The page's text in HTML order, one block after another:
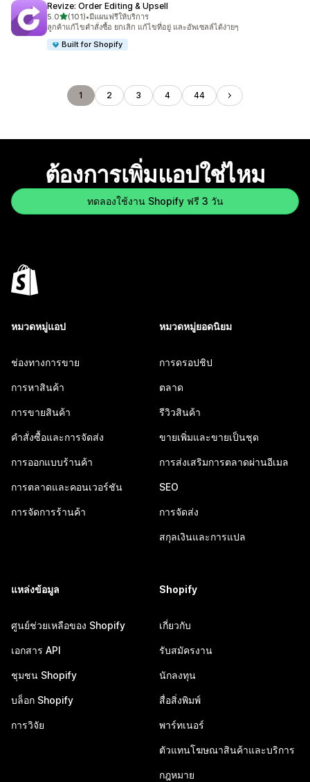
Revize: Order Editing & Upsell
5.0เต็ม 5 ดาว
(101)
ทั้งหมด 101 รีวิว
•มีแผนฟรีให้บริการ
ลูกค้าแก้ไขคำสั่งซื้อ ยกเลิก แก้ไขที่อยู่ และอัพเซลล์ได้ง่ายๆ
Built for Shopify
1 2 3 4 44
ต้องการเพิ่มแอปใช่ไหม
ทดลองใช้งาน Shopify ฟรี 3 วัน
หมวดหมู่แอป
ช่องทางการขาย
การหาสินค้า
การขายสินค้า
คำสั่งซื้อและการจัดส่ง
การออกแบบร้านค้า
การตลาดและคอนเวอร์ชัน
การจัดการร้านค้า
หมวดหมู่ยอดนิยม
การดรอปชิป
ตลาด
รีวิวสินค้า
ขายเพิ่มและขายเป็นชุด
การส่งเสริมการตลาดผ่านอีเมล
SEO
การจัดส่ง
สกุลเงินและการแปล
แหล่งข้อมูล
ศูนย์ช่วยเหลือของ Shopify
เอกสาร API
ชุมชน Shopify
บล็อก Shopify
การวิจัย
Shopify
เกี่ยวกับ
รับสมัครงาน
นักลงทุน
สื่อสิ่งพิมพ์
พาร์ทเนอร์
ตัวแทนโฆษณาสินค้าและบริการ
กฎหมาย